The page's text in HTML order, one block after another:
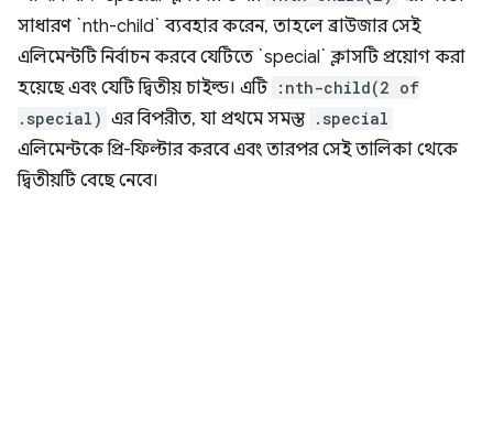
সাধারণ `nth-child` ব্যবহার করেন, তাহলে ব্রাউজার সেই
এলিমেন্টটি নির্বাচন করবে যেটিতে `special` ক্লাসটি প্রয়োগ করা
হয়েছে এবং যেটি দ্বিতীয় চাইল্ড। এটি :nth-child(2 of
.special) এর বিপরীত, যা প্রথমে সমস্ত .special
এলিমেন্টকে প্রি-ফিল্টার করবে এবং তারপর সেই তালিকা থেকে
দ্বিতীয়টি বেছে নেবে।